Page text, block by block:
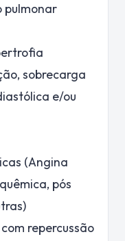
pulmonar
sobrecarga
e/ou
(Angina
pós
repercussão